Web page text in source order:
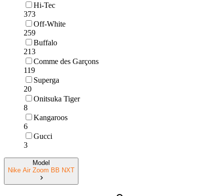
Hi-Tec
373
Off-White
259
Buffalo
213
Comme des Garçons
119
Superga
20
Onitsuka Tiger
8
Kangaroos
6
Gucci
3
Model
Nike Air Zoom BB NXT